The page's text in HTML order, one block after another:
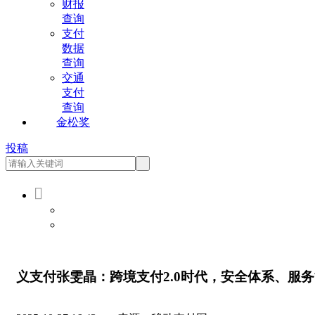
财报
查询
支付
数据
查询
交通
支付
查询
金松奖
投稿

义支付张雯晶：跨境支付2.0时代，安全体系、服